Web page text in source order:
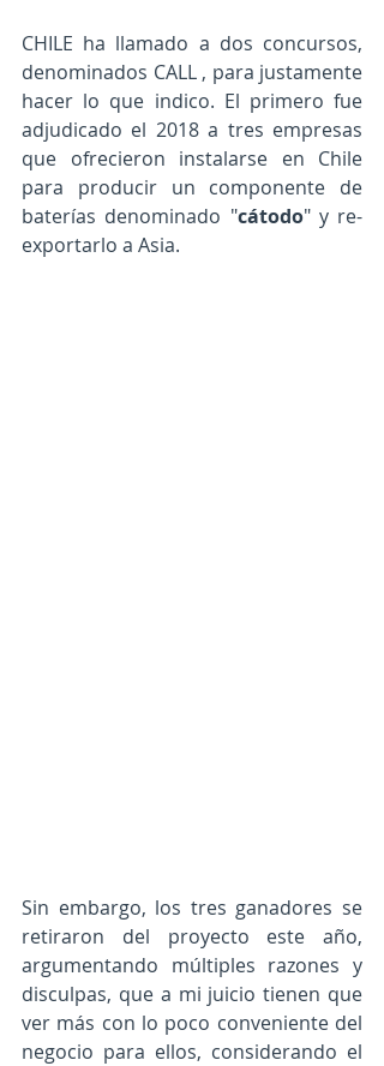
CHILE ha llamado a dos concursos,
denominados CALL , para justamente
hacer lo que indico. El primero fue
adjudicado el 2018 a tres empresas
que ofrecieron instalarse en Chile
para producir un componente de
baterías denominado "cátodo" y re-
exportarlo a Asia.
Sin embargo, los tres ganadores se
retiraron del proyecto este año,
argumentando múltiples razones y
disculpas, que a mi juicio tienen que
ver más con lo poco conveniente del
negocio para ellos, considerando el